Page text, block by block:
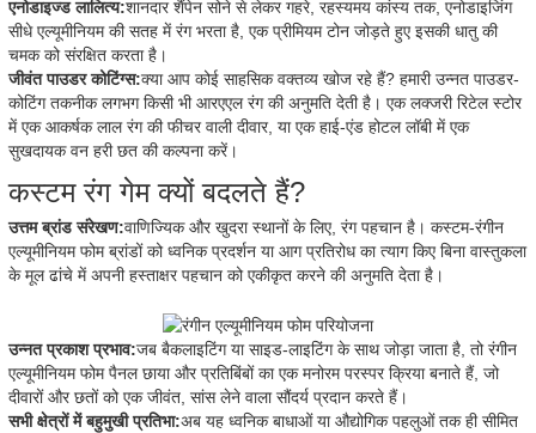
एनोडाइज्ड लालित्य:शानदार शैंपेन सोने से लेकर गहरे, रहस्यमय कांस्य तक, एनोडाइजिंग
सीधे एल्यूमीनियम की सतह में रंग भरता है, एक प्रीमियम टोन जोड़ते हुए इसकी धातु की
चमक को संरक्षित करता है।
जीवंत पाउडर कोटिंग्स:क्या आप कोई साहसिक वक्तव्य खोज रहे हैं? हमारी उन्नत पाउडर-
कोटिंग तकनीक लगभग किसी भी आरएएल रंग की अनुमति देती है। एक लक्जरी रिटेल स्टोर
में एक आकर्षक लाल रंग की फीचर वाली दीवार, या एक हाई-एंड होटल लॉबी में एक
सुखदायक वन हरी छत की कल्पना करें।
कस्टम रंग गेम क्यों बदलते हैं?
उत्तम ब्रांड संरेखण:वाणिज्यिक और खुदरा स्थानों के लिए, रंग पहचान है। कस्टम-रंगीन
एल्यूमीनियम फोम ब्रांडों को ध्वनिक प्रदर्शन या आग प्रतिरोध का त्याग किए बिना वास्तुकला
के मूल ढांचे में अपनी हस्ताक्षर पहचान को एकीकृत करने की अनुमति देता है।
उन्नत प्रकाश प्रभाव:जब बैकलाइटिंग या साइड-लाइटिंग के साथ जोड़ा जाता है, तो रंगीन
एल्यूमीनियम फोम पैनल छाया और प्रतिबिंबों का एक मनोरम परस्पर क्रिया बनाते हैं, जो
दीवारों और छतों को एक जीवंत, सांस लेने वाला सौंदर्य प्रदान करते हैं।
सभी क्षेत्रों में बहुमुखी प्रतिभा:अब यह ध्वनिक बाधाओं या औद्योगिक पहलुओं तक ही सीमित